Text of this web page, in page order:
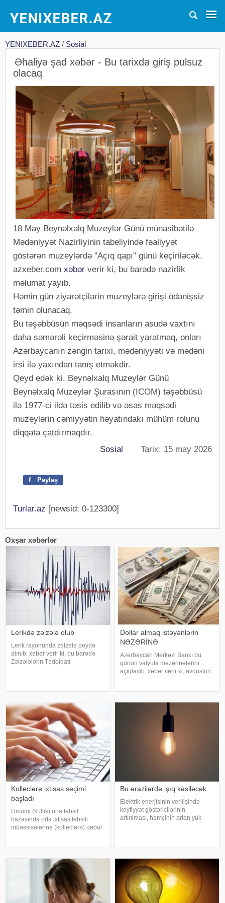
YENIXEBER.AZ / Sosial
Əhaliyə şad xəbər - Bu tarixdə giriş pulsuz
olacaq
18 May Beynəlxalq Muzeylər Günü münasibətilə
Mədəniyyət Nazirliyinin tabeliyində fəaliyyət
göstərən muzeylərdə "Açıq qapı" günü keçiriləcək.
azxeber.com xəbər verir ki, bu barədə nazirlik
məlumat yayıb.
Həmin gün ziyarətçilərin muzeylərə girişi ödənişsiz
təmin olunacaq.
Bu təşəbbüsün məqsədi insanların asudə vaxtını
daha səmərəli keçirməsinə şərait yaratmaq, onları
Azərbaycanın zəngin tarixi, mədəniyyəti və mədəni
irsi ilə yaxından tanış etməkdir.
Qeyd edək ki, Beynəlxalq Muzeylər Günü
Beynəlxalq Muzeylər Şurasının (ICOM) təşəbbüsü
ilə 1977-ci ildə təsis edilib və əsas məqsədi
muzeylərin cəmiyyətin həyatındakı mühüm rolunu
diqqətə çatdırmaqdır.
Sosial
Tarix: 15 may 2026
f Paylaş
Turlar.az [newsid: 0-123300]
Oxşar xəbərlər
Lerikdə zəlzələ olub
Lerik rayonunda zəlzələ qeydə
alınıb. xəbər verir ki, bu barədə
Zəlzələlərin Tədqiqatı
Dollar almaq istəyənlərin
NƏZƏRİNƏ
Azərbaycan Mərkəzi Bankı bu
günün valyuta məzənnələrini
açıqlayıb. xəbər verir ki, avqustun
təşkil edib. Öz növbəsində,
Kolleclərə ixtisas seçimi
başladı
Ümumi (9 illik) orta təhsil
bazasında orta ixtisas təhsili
müəssisələrinə (kolleclərə) qəbul
aparılacaq. Bu barədə -a Dövlət
İmtahan Mərkəzində
Bu ərazilərdə işıq kəsiləcək
Elektrik enerjisinin verilişində
keyfiyyət göstəricilərinin
artırılması, həmçinin artan yük
kV-luq hava xətlərində təmi